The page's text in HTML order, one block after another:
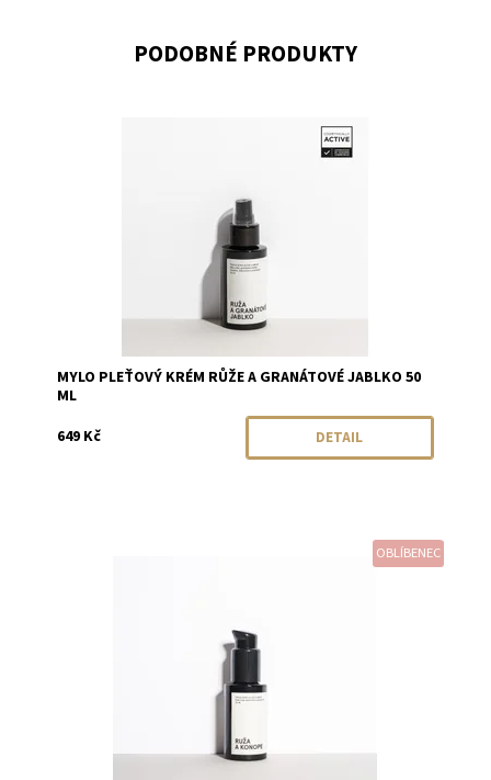
PODOBNÉ PRODUKTY
Momentálně vyprodáno
MYLO PLEŤOVÝ KRÉM RŮŽE A GRANÁTOVÉ JABLKO 50
ML
649 Kč
DETAIL
OBLÍBENEC